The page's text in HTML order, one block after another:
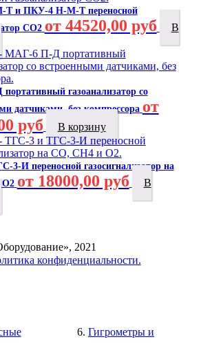
и ПКУ-4 Н-М-Т переносной
CO2 от 44520,00 руб
В
газоанализатор со
датчиками, без компрессора от
руб
В корзину
3-И переносной газосигнализатор на
О2 от 18000,00 руб
В
2021
конфиденциальности.
Гигрометры и